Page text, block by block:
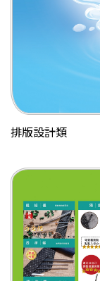
排版設計類